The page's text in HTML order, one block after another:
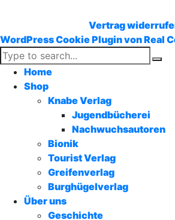
Vertrag
WordPress Cookie Plugin von Real
Home
Shop
Knabe Verlag
Jugendbücherei
Nachwuchsautoren
Bionik
Tourist Verlag
Greifenverlag
Burghügelverlag
Über uns
Geschichte